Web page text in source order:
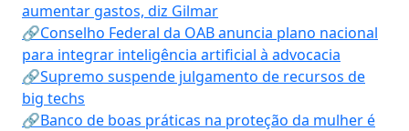
aumentar gastos, diz Gilmar
🔗Conselho Federal da OAB anuncia plano nacional
para integrar inteligência artificial à advocacia
🔗Supremo suspende julgamento de recursos de
big techs
🔗Banco de boas práticas na proteção da mulher é